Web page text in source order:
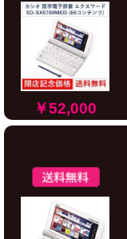
￥52,000